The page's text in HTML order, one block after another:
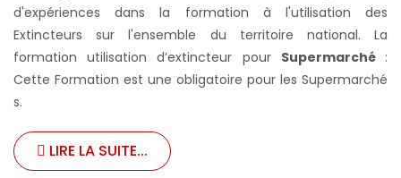
d'expériences dans la formation à l'utilisation des
Extincteurs sur l'ensemble du territoire national. La
formation utilisation d’extincteur pour Supermarché :
Cette Formation est une obligatoire pour les Supermarché
s.
LIRE LA SUITE...